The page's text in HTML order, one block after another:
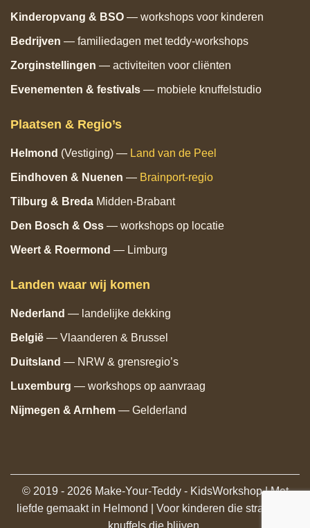
Kinderopvang & BSO — workshops voor kinderen
Bedrijven — familiedagen met teddy‑workshops
Zorginstellingen — activiteiten voor cliënten
Evenementen & festivals — mobiele knuffelstudio
Plaatsen & Regio’s
Helmond (Vestiging) — Land van de Peel
Eindhoven & Nuenen — Brainport‑regio
Tilburg & Breda Midden‑Brabant
Den Bosch & Oss — workshops op locatie
Weert & Roermond — Limburg
Landen waar wij komen
Nederland — landelijke dekking
België — Vlaanderen & Brussel
Duitsland — NRW & grensregio’s
Luxemburg — workshops op aanvraag
Nijmegen & Arnhem — Gelderland
© 2019 - 2026 Make-Your-Teddy - KidsWorkshop | Met
liefde gemaakt in Helmond | Voor kinderen die stralen en
knuffels die blijven.